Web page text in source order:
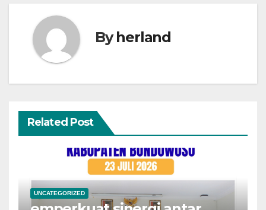
Byherland
Related Post
UNCATEGORIZED